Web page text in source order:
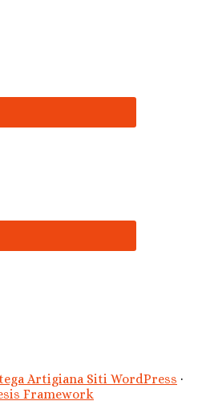
Artigiana Siti WordPress ·
Framework